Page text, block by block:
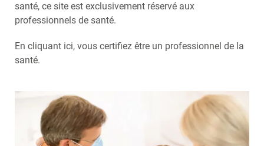
santé, ce site est exclusivement réservé aux
professionnels de santé.
En cliquant ici, vous certifiez être un professionnel de la
santé.